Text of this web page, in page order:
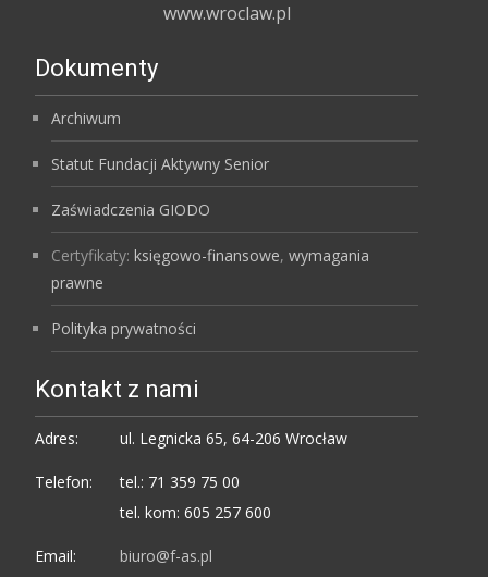
www.wroclaw.pl
Dokumenty
Archiwum
Statut Fundacji Aktywny Senior
Zaświadczenia GIODO
Certyfikaty: księgowo-finansowe, wymagania
prawne
Polityka prywatności
Kontakt z nami
Adres: ul. Legnicka 65, 64-206 Wrocław
Telefon:
tel.: 71 359 75 00
tel. kom: 605 257 600
Email: biuro@f-as.pl